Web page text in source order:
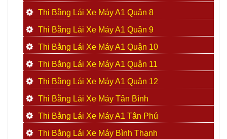
Thi Bằng Lái Xe Máy A1 Quận 8
Thi Bằng Lái Xe Máy A1 Quận 9
Thi Bằng Lái Xe Máy A1 Quận 10
Thi Bằng Lái Xe Máy A1 Quận 11
Thi Bằng Lái Xe Máy A1 Quận 12
Thi Bằng Lái Xe Máy Tân Bình
Thi Bằng Lái Xe Máy A1 Tân Phú
Thi Bằng Lái Xe Máy Bình Thạnh